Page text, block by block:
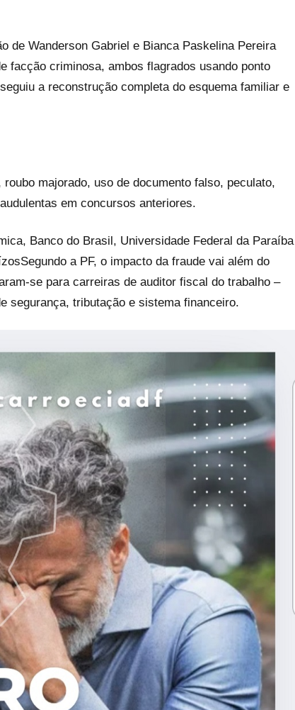
de Wanderson Gabriel e Bianca Paskelina Pereira
facção criminosa, ambos flagrados usando ponto
a reconstrução completa do esquema familiar e
majorado, uso de documento falso, peculato,
em concursos anteriores.
Banco do Brasil, Universidade Federal da Paraíba
a PF, o impacto da fraude vai além do
se para carreiras de auditor fiscal do trabalho –
segurança, tributação e sistema financeiro.